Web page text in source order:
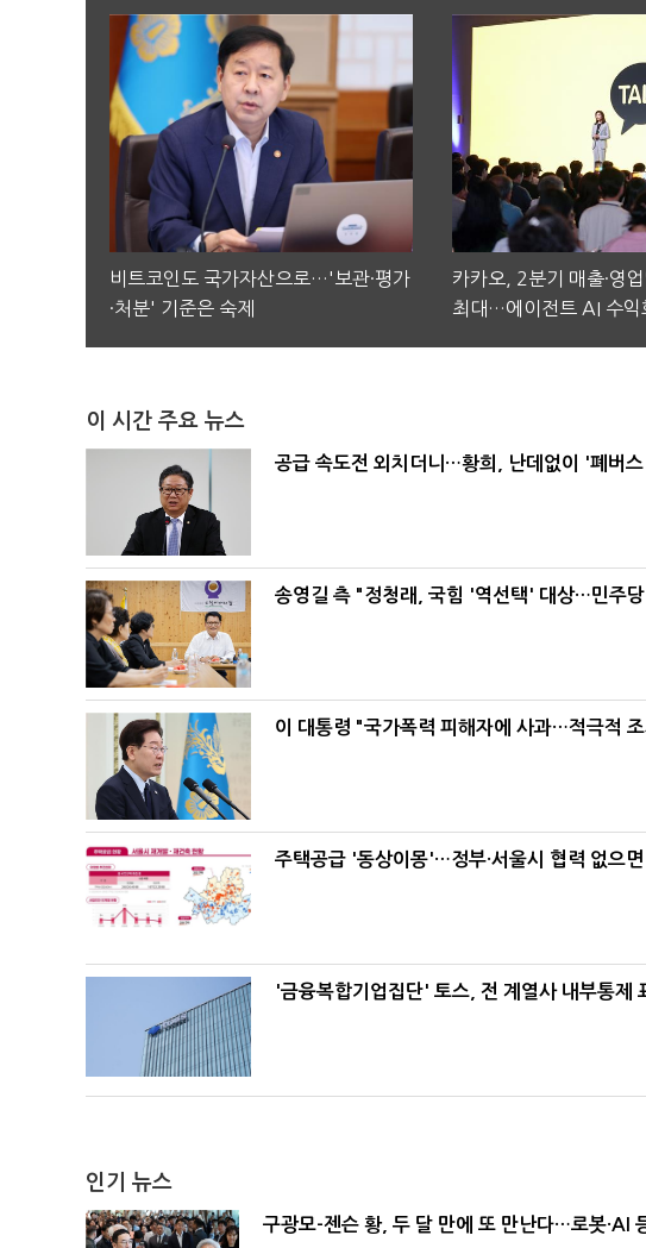
비트코인도 국가자산으로…'보관·평가
·처분' 기준은 숙제
카카오, 2분기 매출·영
최대…에이전트 AI 수익
이 시간 주요 뉴스
공급 속도전 외치더니…황희, 난데없이 '폐버
송영길 측 "정청래, 국힘 '역선택' 대상…민주
이 대통령 "국가폭력 피해자에 사과…적극적
주택공급 '동상이몽'…정부·서울시 협력 없으
'금융복합기업집단' 토스, 전 계열사 내부통제
인기 뉴스
구광모-젠슨 황, 두 달 만에 또 만난다…로봇·AI